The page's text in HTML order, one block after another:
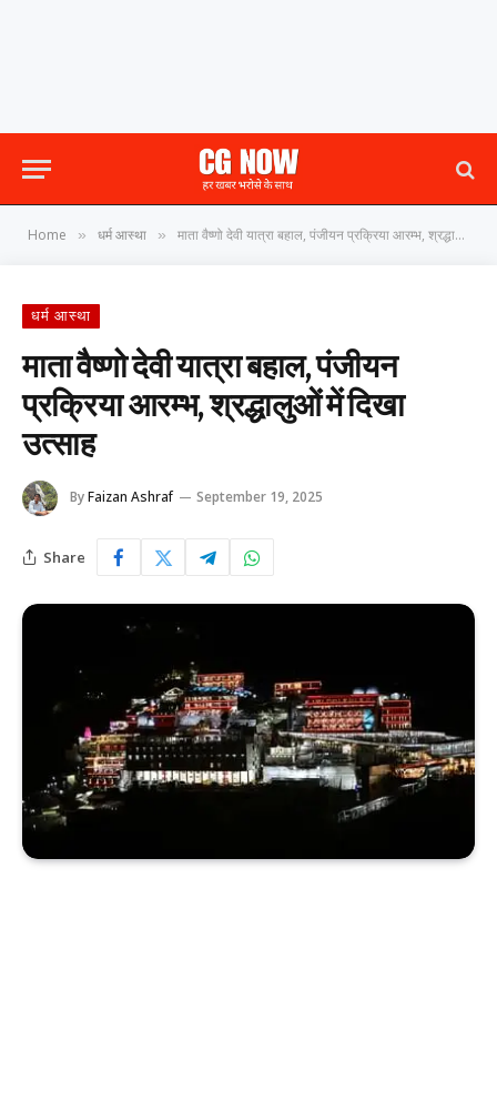
Home » धर्म आस्था » माता वैष्णो देवी यात्रा बहाल, पंजीयन प्रक्रिया आरम्भ, श्रद्धालुओं में दिखा उत्साह
धर्म आस्था
माता वैष्णो देवी यात्रा बहाल, पंजीयन
प्रक्रिया आरम्भ, श्रद्धालुओं में दिखा
उत्साह
ByFaizan Ashraf September 19, 2025
Share